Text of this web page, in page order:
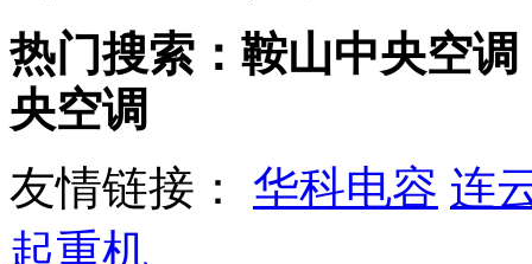
热门搜索：鞍山中央空
央空调
友情链接： 华科电容 连
起重机